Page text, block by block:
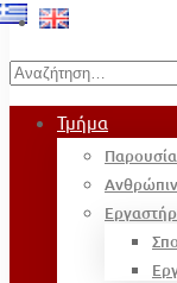
Search
for:
Τμήμα